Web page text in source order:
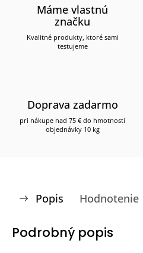
Máme vlastnú
značku
Kvalitné produkty, ktoré sami
testujeme
Doprava zadarmo
pri nákupe nad 75 € do hmotnosti
objednávky 10 kg
Popis Hodnotenie
Podrobný popis